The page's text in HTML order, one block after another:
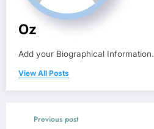
Oz
Add your Biographical Information.
View All Posts
Previous post